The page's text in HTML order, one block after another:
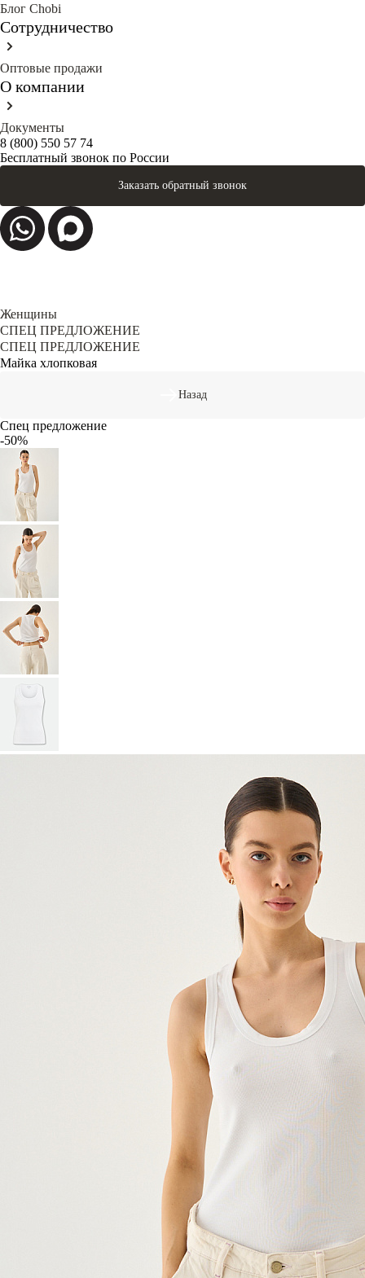
Блог Сhobi
Сотрудничество
Оптовые продажи
О компании
Документы
8 (800) 550 57 74
Бесплатный звонок по России
Заказать обратный звонок
Женщины
СПЕЦ ПРЕДЛОЖЕНИЕ
СПЕЦ ПРЕДЛОЖЕНИЕ
Майка хлопковая
Назад
Спец предложение
-50%